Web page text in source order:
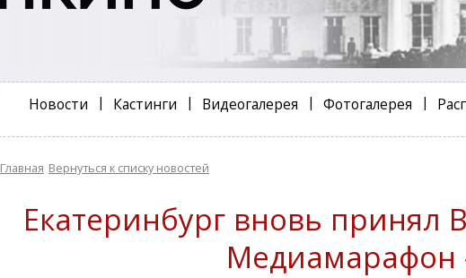
Новости Кастинги Видеогалерея Фотогалерея
Главная Вернуться к списку новостей
Екатеринбург вновь принял
Медиамарафон